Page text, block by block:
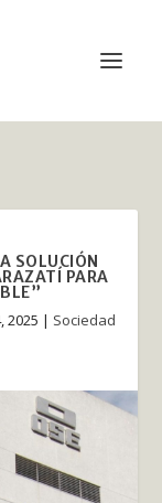
SOLUCIÓN
PARA
2025 | Sociedad